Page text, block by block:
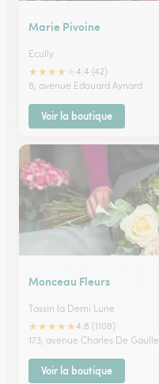
Marie Pivoine
Ecully
★★★★
4.4 (42)
8, avenue Edouard Aynard
Voir la boutique
Monceau Fleurs
Tassin la Demi Lune
★★★★★4.8 (1108)
173, avenue Charles De Gaulle
Voir la boutique